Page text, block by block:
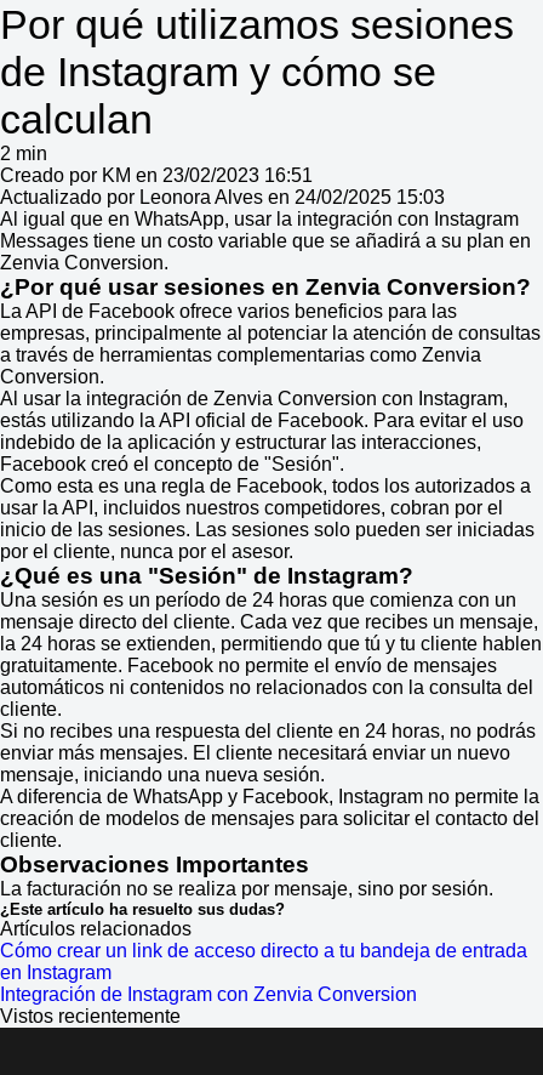
Por qué utilizamos sesiones
de Instagram y cómo se
calculan
2 min
Creado por KM en 23/02/2023 16:51
Actualizado por Leonora Alves en 24/02/2025 15:03
Al igual que en WhatsApp, usar la integración con Instagram
Messages tiene un costo variable que se añadirá a su plan en
Zenvia Conversion.
¿Por qué usar sesiones en Zenvia Conversion?
La API de Facebook ofrece varios beneficios para las
empresas, principalmente al potenciar la atención de consultas
a través de herramientas complementarias como Zenvia
Conversion.
Al usar la integración de Zenvia Conversion con Instagram,
estás utilizando la API oficial de Facebook. Para evitar el uso
indebido de la aplicación y estructurar las interacciones,
Facebook creó el concepto de "Sesión".
Como esta es una regla de Facebook, todos los autorizados a
usar la API, incluidos nuestros competidores, cobran por el
inicio de las sesiones. Las sesiones solo pueden ser iniciadas
por el cliente, nunca por el asesor.
¿Qué es una "Sesión" de Instagram?
Una sesión es un período de 24 horas que comienza con un
mensaje directo del cliente. Cada vez que recibes un mensaje,
la 24 horas se extienden, permitiendo que tú y tu cliente hablen
gratuitamente. Facebook no permite el envío de mensajes
automáticos ni contenidos no relacionados con la consulta del
cliente.
Si no recibes una respuesta del cliente en 24 horas, no podrás
enviar más mensajes. El cliente necesitará enviar un nuevo
mensaje, iniciando una nueva sesión.
A diferencia de WhatsApp y Facebook, Instagram no permite la
creación de modelos de mensajes para solicitar el contacto del
cliente.
Observaciones Importantes
La facturación no se realiza por mensaje, sino por sesión.
¿Este artículo ha resuelto sus dudas?
Artículos relacionados
Cómo crear un link de acceso directo a tu bandeja de entrada
en Instagram
Integración de Instagram con Zenvia Conversion
Vistos recientemente